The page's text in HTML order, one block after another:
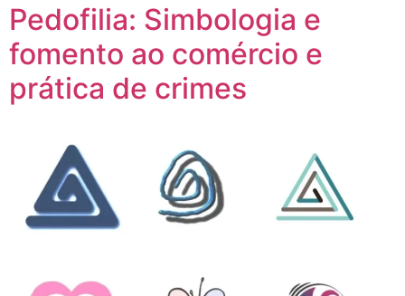
Pedofilia: Simbologia e
fomento ao comércio e
prática de crimes